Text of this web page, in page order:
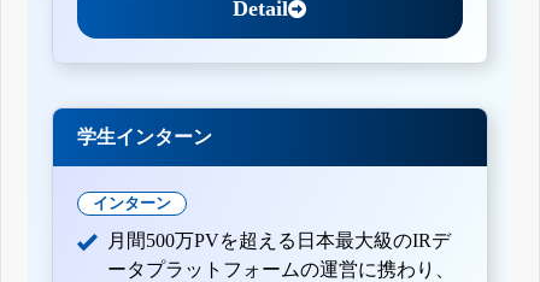
Detail
学生インターン
インターン
月間500万PVを超える日本最大級のIRデ
ータプラットフォームの運営に携わり、